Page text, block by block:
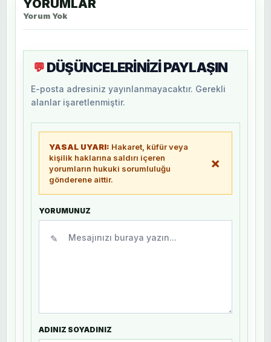
YORUMLAR
Yorum Yok
💬 DÜŞÜNCELERİNİZİ PAYLAŞIN
E-posta adresiniz yayınlanmayacaktır. Gerekli
alanlar işaretlenmiştir.
YASAL UYARI: Hakaret, küfür veya
kişilik haklarına saldırı içeren
yorumların hukuki sorumluluğu
gönderene aittir.
×
YORUMUNUZ
✎
ADINIZ SOYADINIZ